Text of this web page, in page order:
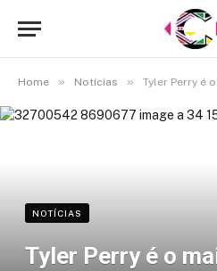
Home » Notícias » Tyler Perry é o
NOTÍCIAS
Tyler Perry é o